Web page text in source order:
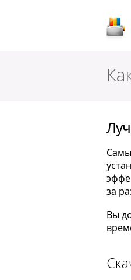
за
Вы